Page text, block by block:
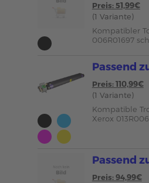
Preis: 51,99€
(1 Variante)
Kompatibler
006R01697
Passend
Preis: 110,99€
(1 Variante)
Kompatible
Xerox
Passend
Preis: 94,99€